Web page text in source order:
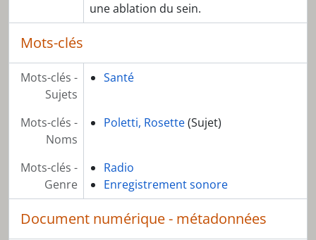
une ablation du sein.
Mots-clés
Mots-clés -
Sujets
Santé
Mots-clés -
Noms
Poletti, Rosette(Sujet)
Mots-clés -
Genre
Radio
Enregistrement sonore
Document numérique - métadonnées